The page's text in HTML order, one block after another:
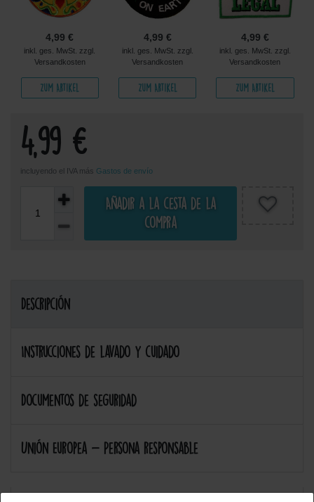
4,99 €
inkl. ges. MwSt. zzgl.
Versandkosten
Zum Artikel
4,99 €
inkl. ges. MwSt. zzgl.
Versandkosten
Zum Artikel
4,99 €
inkl. ges. MwSt. zzgl.
Versandkosten
Zum Artikel
4,99 €
incluyendo el IVA más Gastos de envío
Añadir a la cesta de la
compra
Descripción
Instrucciones de lavado y cuidado
Documentos de seguridad
Unión Europea - Persona responsable